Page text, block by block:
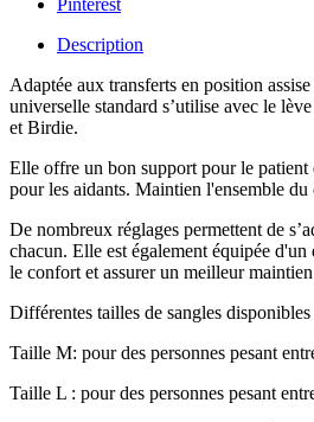
Pinterest
Description
Adaptée aux transferts en position
universelle standard s’utilise avec le
et Birdie.
Elle offre un bon support pour le patient
pour les aidants. Maintien l'ensemble du
De nombreux réglages permettent de
chacun. Elle est également équipée
le confort et assurer un meilleur
Différentes tailles de sangles disponibles
Taille M: pour des personnes pesant
Taille L : pour des personnes pesant